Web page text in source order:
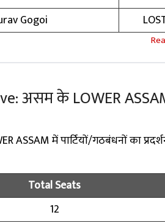
Gogoi
असम के LOWER
ASSAM में पार्टियों/गठबंधनों का
Total Seats
12